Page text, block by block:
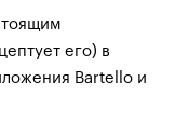
его) в
Bartello и